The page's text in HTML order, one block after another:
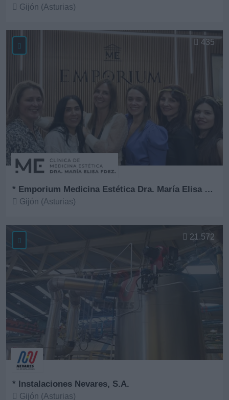
Gijón (Asturias)
* Emporium Medicina Estética Dra. María Elisa Fernández
Gijón (Asturias)
435
* Instalaciones Nevares, S.A.
Gijón (Asturias)
21.572